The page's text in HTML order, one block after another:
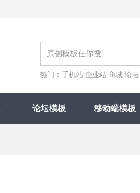
热门： 手机站 企业站 商城 论坛
论坛模板 移动端模板